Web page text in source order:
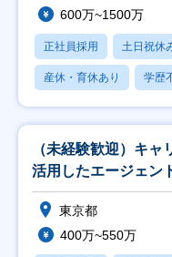
600万~1500万
正社員採用 土日祝休
産休・育休あり 学歴
（未経験歓迎）キ
活用したエージェン
東京都
400万~550万